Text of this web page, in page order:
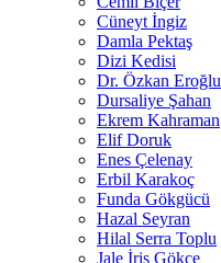
Cüneyt İngiz
Damla Pektaş
Dizi Kedisi
Dr. Özkan Eroğlu
Dursaliye Şahan
Ekrem Kahraman
Elif Doruk
Enes Çelenay
Erbil Karakoç
Funda Gökgücü
Hazal Seyran
Hilal Serra Toplu
Jale İris Gökçe